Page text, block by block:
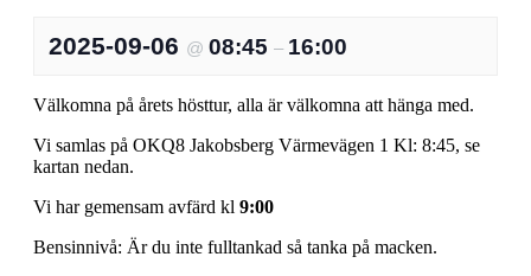
2025-09-06 @ 08:45 – 16:00
Välkomna på årets hösttur, alla är välkomna att hänga med.
Vi samlas på OKQ8 Jakobsberg Värmevägen 1 Kl: 8:45, se
kartan nedan.
Vi har gemensam avfärd kl 9:00
Bensinnivå: Är du inte fulltankad så tanka på macken.